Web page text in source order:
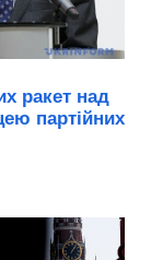
ракет над
партійних